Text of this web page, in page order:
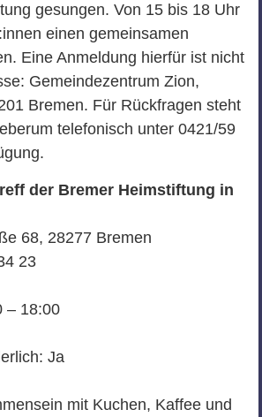
gesungen. Von 15 bis 18 Uhr
einen gemeinsamen
Eine Anmeldung hierfür ist nicht
Gemeindezentrum Zion,
Bremen. Für Rückfragen steht
telefonisch unter 0421/59
der Bremer Heimstiftung in
68, 28277 Bremen
23
– 18:00
Ja
mit Kuchen, Kaffee und